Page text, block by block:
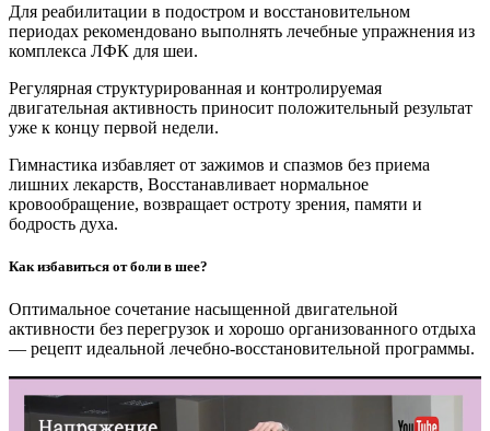
Для реабилитации в подостром и восстановительном
периодах рекомендовано выполнять лечебные упражнения из
комплекса ЛФК для шеи.
Регулярная структурированная и контролируемая
двигательная активность приносит положительный результат
уже к концу первой недели.
Гимнастика избавляет от зажимов и спазмов без приема
лишних лекарств, Восстанавливает нормальное
кровообращение, возвращает остроту зрения, памяти и
бодрость духа.
Как избавиться от боли в шее?
Оптимальное сочетание насыщенной двигательной
активности без перегрузок и хорошо организованного отдыха
— рецепт идеальной лечебно-восстановительной программы.